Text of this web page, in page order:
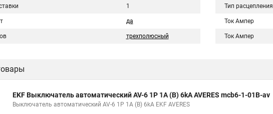
1
да
трехполюсный
Тип расцепления
Ток Ампер
Ток Ампер
EKF Выключатель автоматический AV-6 1P 1A (B) 6kA AVERES mcb6-1-01B-av
Выключатель автоматический AV-6 1P 1A (B) 6kA EKF AVERES